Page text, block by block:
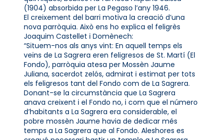
(1904) absorbida per La Pegaso l’any 1946.
El creixement del barri motiva la creació d’una
nova parròquia. Això ens ho explica el feligrès
Joaquim Castellet i Domènech:
“Situem-nos als anys vint: En aquell temps els
veïns de La Sagrera eren feligresos de St. Martí (El
Fondo), parròquia atesa per Mossèn Jaume
Juliana, sacerdot zelós, admirat i estimat per tots
els feligresos tant del Fondo com de La Sagrera.
Donant-se la circumstància que La Sagrera
anava creixent i el Fondo no, i com que el número
d’habitants a La Sagrera era considerable, el
pobre mossèn Jaume havia de dedicar més
temps a La Sagrera que al Fondo. Aleshores es